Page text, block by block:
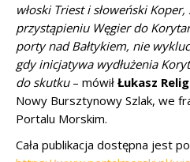
włoski Triest i słoweński
przystąpieniu Węgier do
porty nad Bałtykiem, nie
gdy inicjatywa wydłużenia
do skutku– mówił Łukasz
Nowy Bursztynowy Szlak, we
Portalu Morskim.
Cała publikacja dostępna jest